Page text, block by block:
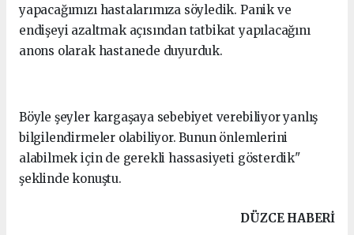
yapacağımızı hastalarımıza söyledik. Panik ve
endişeyi azaltmak açısından tatbikat yapılacağını
anons olarak hastanede duyurduk.
Böyle şeyler kargaşaya sebebiyet verebiliyor yanlış
bilgilendirmeler olabiliyor. Bunun önlemlerini
alabilmek için de gerekli hassasiyeti gösterdik"
şeklinde konuştu.
DÜZCE HABERİ